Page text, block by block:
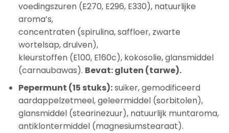
voedingszuren (E270, E296, E330), natuurlijke
aroma’s,
concentraten (spirulina, saffloer, zwarte
wortelsap, druiven),
kleurstoffen (E100, E160c), kokosolie, glansmiddel
(carnaubawas). Bevat: gluten (tarwe).
Pepermunt (15 stuks):suiker, gemodificeerd
aardappelzetmeel, geleermiddel (sorbitolen),
glansmiddel (stearinezuur), natuurlijk muntaroma,
antiklontermiddel (magnesiumstearaat).